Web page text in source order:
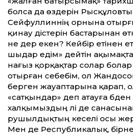
болса да өздерін
Сейфуллиннің орнына
қинау әдістерін бастарынан
не дер екен? Кейбір етінен
шыдар едім» дейтін
нағыз қорқақтар солар
отырған себебім, ол
берген жауаптарына қарап,
«сатқындар» деп атауға
халқымыздың әлі де
рушылдықтың кеселі осы
Мен де Республикалық,